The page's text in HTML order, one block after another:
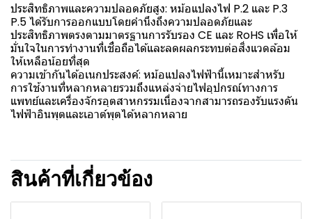
ประสิทธิภาพและความปลอดภัยสูง: หม้อแปลงไฟ P.2 และ P.3
P.5 ได้รับการออกแบบโดยคำนึงถึงความปลอดภัยและ
ประสิทธิภาพตรงตามมาตรฐานการรับรอง CE และ RoHS เพื่อให้
มั่นใจในการทำงานที่เชื่อถือได้และลดผลกระทบต่อสิ่งแวดล้อม
ให้เหลือน้อยที่สุด
ความเข้ากันได้อเนกประสงค์: หม้อแปลงไฟฟ้านี้เหมาะสำหรับ
การใช้งานที่หลากหลายรวมถึงแหล่งจ่ายไฟอุปกรณ์ทางการ
แพทย์และเครื่องจักรอุตสาหกรรมเนื่องจากสามารถรองรับแรงดัน
ไฟฟ้าอินพุตและเอาต์พุตได้หลากหลาย
สินค้าที่เกี่ยวข้อง